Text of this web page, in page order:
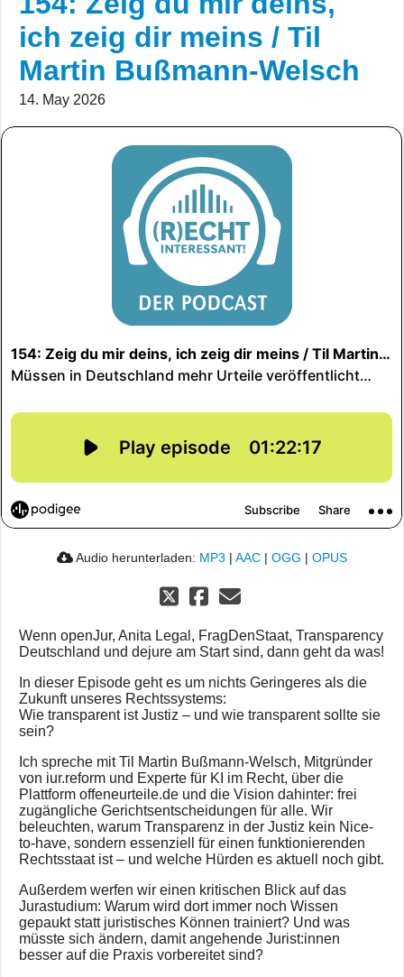
ich zeig dir meins / Til
Martin Bußmann-Welsch
14. May 2026
Audio herunterladen: MP3 | AAC | OGG | OPUS
Wenn openJur, Anita Legal, FragDenStaat, Transparency
Deutschland und dejure am Start sind, dann geht da was!
In dieser Episode geht es um nichts Geringeres als die
Zukunft unseres Rechtssystems:
Wie transparent ist Justiz – und wie transparent sollte sie
sein?
Ich spreche mit Til Martin Bußmann-Welsch, Mitgründer
von iur.reform und Experte für KI im Recht, über die
Plattform offeneurteile.de und die Vision dahinter: frei
zugängliche Gerichtsentscheidungen für alle. Wir
beleuchten, warum Transparenz in der Justiz kein Nice-
to-have, sondern essenziell für einen funktionierenden
Rechtsstaat ist – und welche Hürden es aktuell noch gibt.
Außerdem werfen wir einen kritischen Blick auf das
Jurastudium: Warum wird dort immer noch Wissen
gepaukt statt juristisches Können trainiert? Und was
müsste sich ändern, damit angehende Jurist:innen
besser auf die Praxis vorbereitet sind?